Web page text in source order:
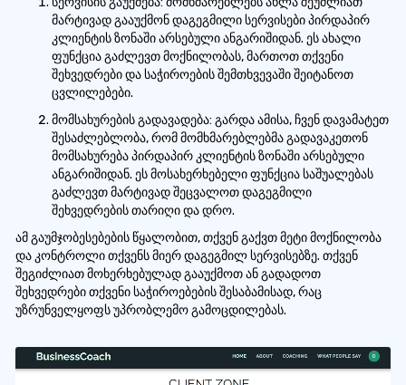
მარტივად გააუქმონ დაგეგმილი სერვისები პირდაპირ
კლიენტის ზონაში არსებული ანგარიშიდან. ეს ახალი
ფუნქცია გაძლევთ მოქნილობას, მართოთ თქვენი
შეხვედრები და საჭიროების შემთხვევაში შეიტანოთ
ცვლილებები.
მომსახურების გადავადება: გარდა ამისა, ჩვენ დავამატეთ
შესაძლებლობა, რომ მომხმარებლებმა გადავაკეთონ
მომსახურება პირდაპირ კლიენტის ზონაში არსებული
ანგარიშიდან. ეს მოსახერხებელი ფუნქცია საშუალებას
გაძლევთ მარტივად შეცვალოთ დაგეგმილი
შეხვედრების თარიღი და დრო.
ამ გაუმჯობესებების წყალობით, თქვენ გაქვთ მეტი მოქნილობა
და კონტროლი თქვენს მიერ დაგეგმილ სერვისებზე. თქვენ
შეგიძლიათ მოხერხებულად გააუქმოთ ან გადადოთ
შეხვედრები თქვენი საჭიროებების შესაბამისად, რაც
უზრუნველყოფს უპრობლემო გამოცდილებას.